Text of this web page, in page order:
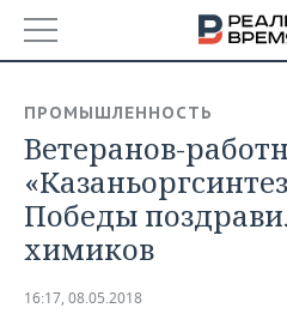
БАШКОРТОСТАН
ТАТАРСТАН
УДМУРТИЯ
НОВОСТИ
АНАЛИТИКА
НОВОСТИ АНАЛИТИКИ
ДЕКЛАРАЦИИ О ДОХОДАХ
ЭКОНОМИКА
НОВОСТИ ЭКОНОМИКИ
ПРОМЫШЛЕННОСТЬ
ПРОМЫШЛЕННОСТЬ
Ветеранов-
Победы
химиков
16:17, 08.05.2018